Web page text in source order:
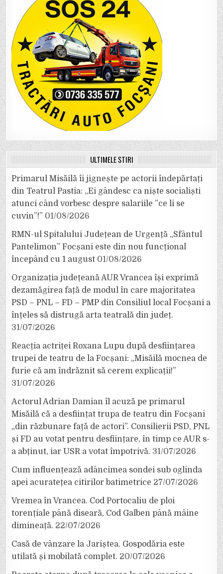
ULTIMELE ȘTIRI
Primarul Misăilă îi jignește pe actorii îndepărtați
din Teatrul Pastia: „Ei gândesc ca niște socialiști
atunci când vorbesc despre salariile ”ce li se
cuvin”!” 01/08/2026
RMN-ul Spitalului Județean de Urgență „Sfântul
Pantelimon” Focșani este din nou funcțional
începând cu 1 august 01/08/2026
Organizația județeană AUR Vrancea își exprimă
dezamăgirea față de modul în care majoritatea
PSD – PNL – FD – PMP din Consiliul local Focșani a
înțeles să distrugă arta teatrală din județ.
31/07/2026
Reacția actriței Roxana Lupu după desființarea
trupei de teatru de la Focșani: „Misăilă mocnea de
furie că am îndrăznit să cerem explicații!”
31/07/2026
Actorul Adrian Damian îl acuză pe primarul
Misăilă că a desființat trupa de teatru din Focșani
„din răzbunare față de actori”. Consilierii PSD, PNL
și FD au votat pentru desființare, în timp ce AUR s-
a abținut, iar USR a votat împotrivă. 31/07/2026
Cum influențează adâncimea sondei sub oglinda
apei acuratețea citirilor batimetrice 27/07/2026
Vremea în Vrancea. Cod Portocaliu de ploi
torențiale până diseară, Cod Galben până mâine
dimineață. 22/07/2026
Casă de vânzare la Jariștea. Gospodăria este
utilată și mobilată complet. 20/07/2026